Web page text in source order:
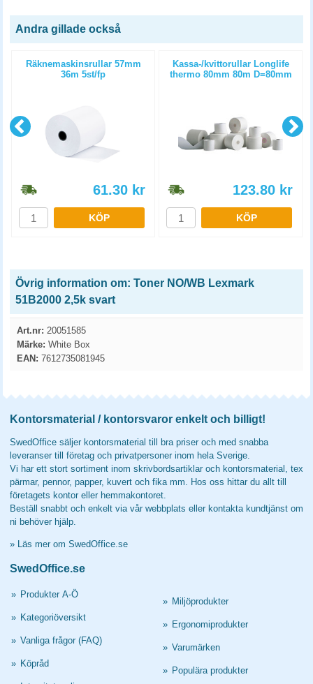
Andra gillade också
Räknemaskinsrullar 57mm
36m 5st/fp
61.30 kr
KÖP
Kassa-/kvittorullar Longlife
thermo 80mm 80m D=80mm
123.80 kr
KÖP
Övrig information om: Toner NO/WB Lexmark
51B2000 2,5k svart
Art.nr: 20051585
Märke: White Box
EAN: 7612735081945
Kontorsmaterial / kontorsvaror enkelt och billigt!
SwedOffice säljer kontorsmaterial till bra priser och med snabba
leveranser till företag och privatpersoner inom hela Sverige.
Vi har ett stort sortiment inom skrivbordsartiklar och kontorsmaterial, tex
pärmar, pennor, papper, kuvert och fika mm. Hos oss hittar du allt till
företagets kontor eller hemmakontoret.
Beställ snabbt och enkelt via vår webbplats eller kontakta kundtjänst om
ni behöver hjälp.
» Läs mer om SwedOffice.se
SwedOffice.se
» Produkter A-Ö
» Kategoriöversikt
» Vanliga frågor (FAQ)
» Köpråd
» Miljöprodukter
» Ergonomiprodukter
» Varumärken
» Populära produkter